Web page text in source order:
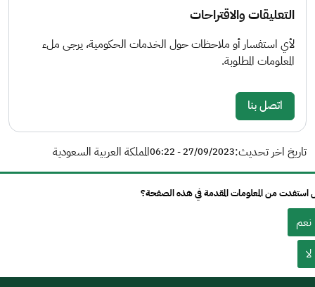
التعليقات والاقتراحات
لأي استفسار أو ملاحظات حول الخدمات الحكومية، يرجى ملء
المعلومات المطلوبة.
اتصل بنا
تاريخ اخر تحديث:27/09/2023 - 06:22 المملكة العربية السعودية
استفدت من المعلومات المقدمة في هذه الصفحة؟
نعم
لا